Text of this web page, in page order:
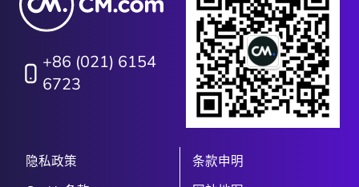
+86 (021) 6154
6723
隐私政策
条款申明